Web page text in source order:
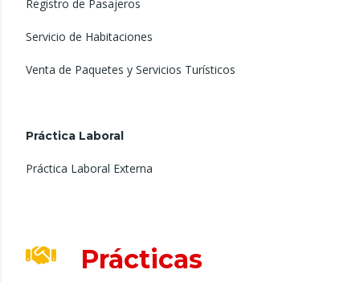
Registro de Pasajeros
Servicio de Habitaciones
Venta de Paquetes y Servicios Turísticos
Práctica Laboral
Práctica Laboral Externa
Prácticas